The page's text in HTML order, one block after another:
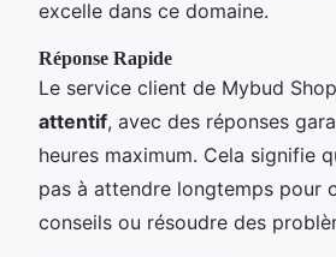
excelle dans ce domaine.
Réponse Rapide
Le service client de Mybud
attentif, avec des réponses
heures maximum. Cela signifie
pas à attendre longtemps pour
conseils ou résoudre des